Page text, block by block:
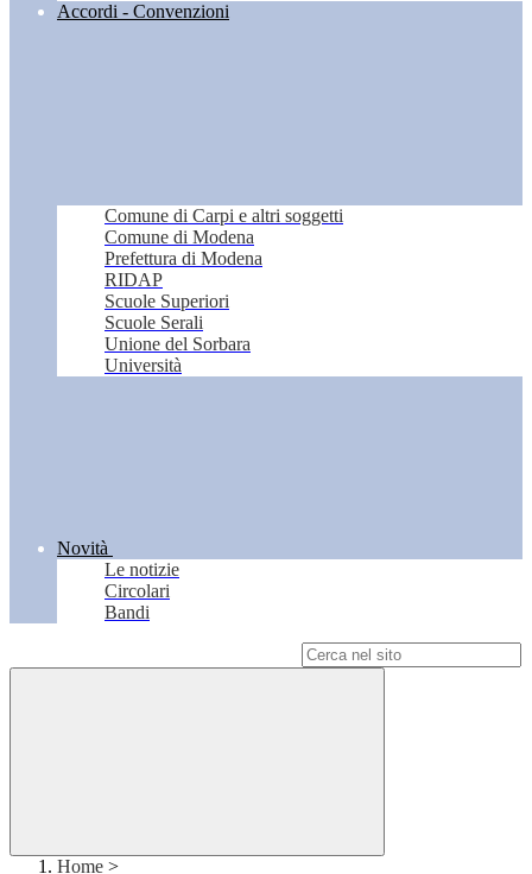
Accordi - Convenzioni
Comune di Carpi e altri soggetti
Comune di Modena
Prefettura di Modena
RIDAP
Scuole Superiori
Scuole Serali
Unione del Sorbara
Università
Novità
Le notizie
Circolari
Bandi
Home >